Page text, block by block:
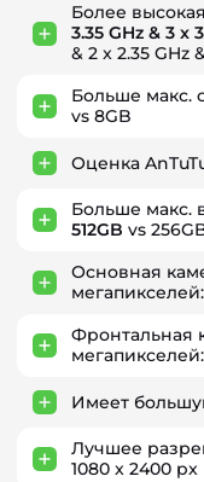
Более
3.35 GHz & 3 x
& 2 x 2.35 GHz
Больше макс.
vs 8GB
Оценка
Больше макс.
512GB vs
Основная
мегапикселей:
Фронтальная
мегапикселей:
Имеет
Лучшее
1080 x 2400 px